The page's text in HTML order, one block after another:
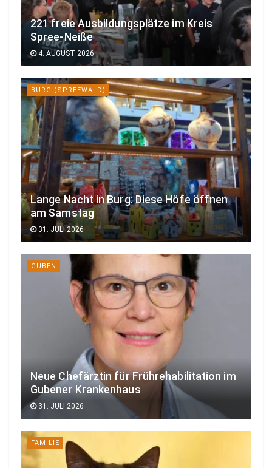
221 freie Ausbildungsplätze im Kreis
Spree-Neiße
4. AUGUST 2026
BURG (SPREEWALD)
Lange Nacht in Burg: Diese Höfe öffnen
am Samstag
31. JULI 2026
GUBEN
Neue Chefärztin für Frührehabilitation im
Gubener Krankenhaus
31. JULI 2026
FAMILIE